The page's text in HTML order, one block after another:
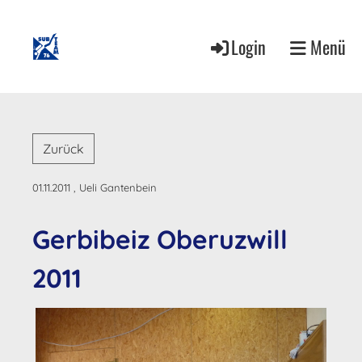
Login Menü
Zurück
01.11.2011 , Ueli Gantenbein
Gerbibeiz Oberuzwill
2011